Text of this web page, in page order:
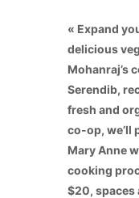
« Expand
delicious
Mohanraj’s
Serendib,
fresh and
co-op, we’ll
Mary Anne
cooking
$20, spaces